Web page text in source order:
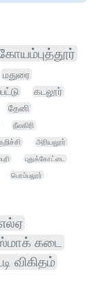
மதுரை
கடலூர்
தேனி
நீலகிரி
அரியலூர்
புதுக்கோட்டை
பெரம்பலூர்
கடை
விகிதம்